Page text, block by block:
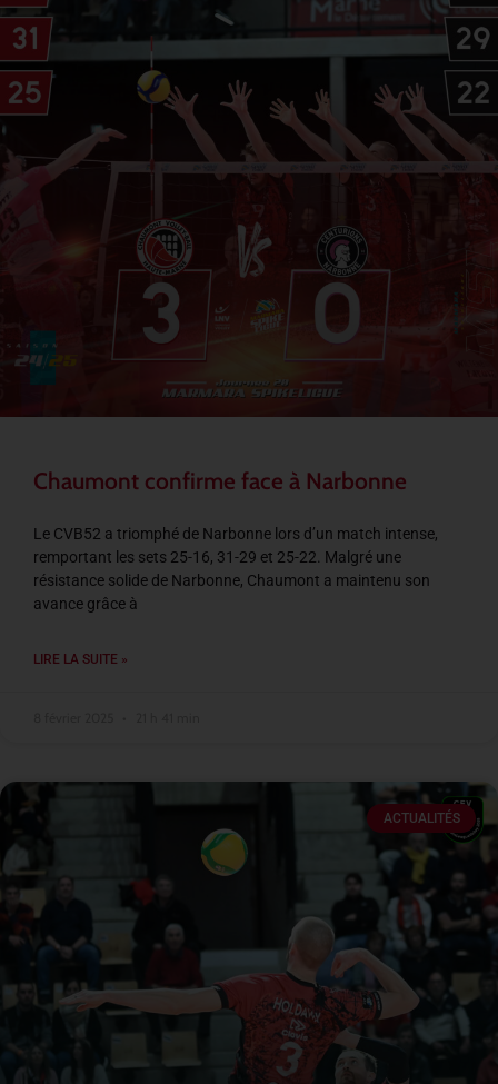
Chaumont confirme face à Narbonne
Le CVB52 a triomphé de Narbonne lors d’un match intense,
remportant les sets 25-16, 31-29 et 25-22. Malgré une
résistance solide de Narbonne, Chaumont a maintenu son
avance grâce à
LIRE LA SUITE »
ACTUALITÉS